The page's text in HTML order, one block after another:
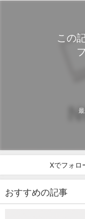
この
Xでフォロ
おすすめの記事